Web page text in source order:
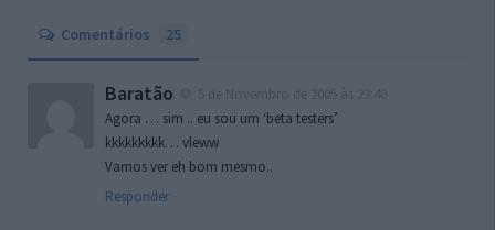
Comentários 25
Baratão
Agora … sim .. eu sou um ‘beta testers’
kkkkkkkkk… vleww
Vamos ver eh bom mesmo..
Responder